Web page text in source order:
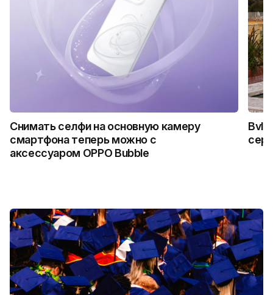
Снимать селфи на основную камеру
смартфона теперь можно с
аксессуаром OPPO Bubble